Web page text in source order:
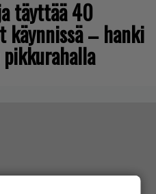
täyttää 40
käynnissä – hanki